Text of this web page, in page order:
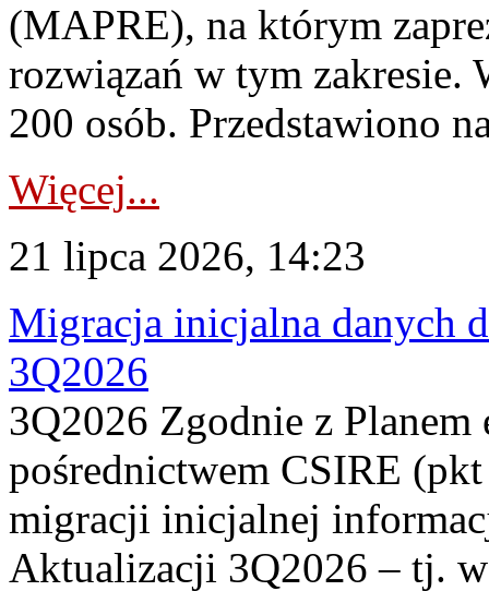
(MAPRE), na którym
rozwiązań w tym zakresie.
200 osób. Przedstawiono
Więcej...
21 lipca 2026, 14:23
Migracja inicjalna danych
3Q2026
3Q2026 Zgodnie z
pośrednictwem CSIRE
migracji inicjalnej
Aktualizacji 3Q2026 – tj.